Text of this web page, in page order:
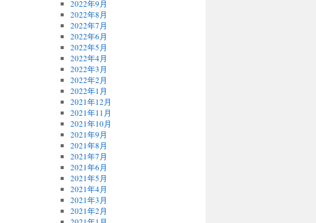
2022年9月
2022年8月
2022年7月
2022年6月
2022年5月
2022年4月
2022年3月
2022年2月
2022年1月
2021年12月
2021年11月
2021年10月
2021年9月
2021年8月
2021年7月
2021年6月
2021年5月
2021年4月
2021年3月
2021年2月